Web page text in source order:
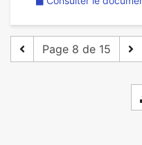
Page 8 de 15